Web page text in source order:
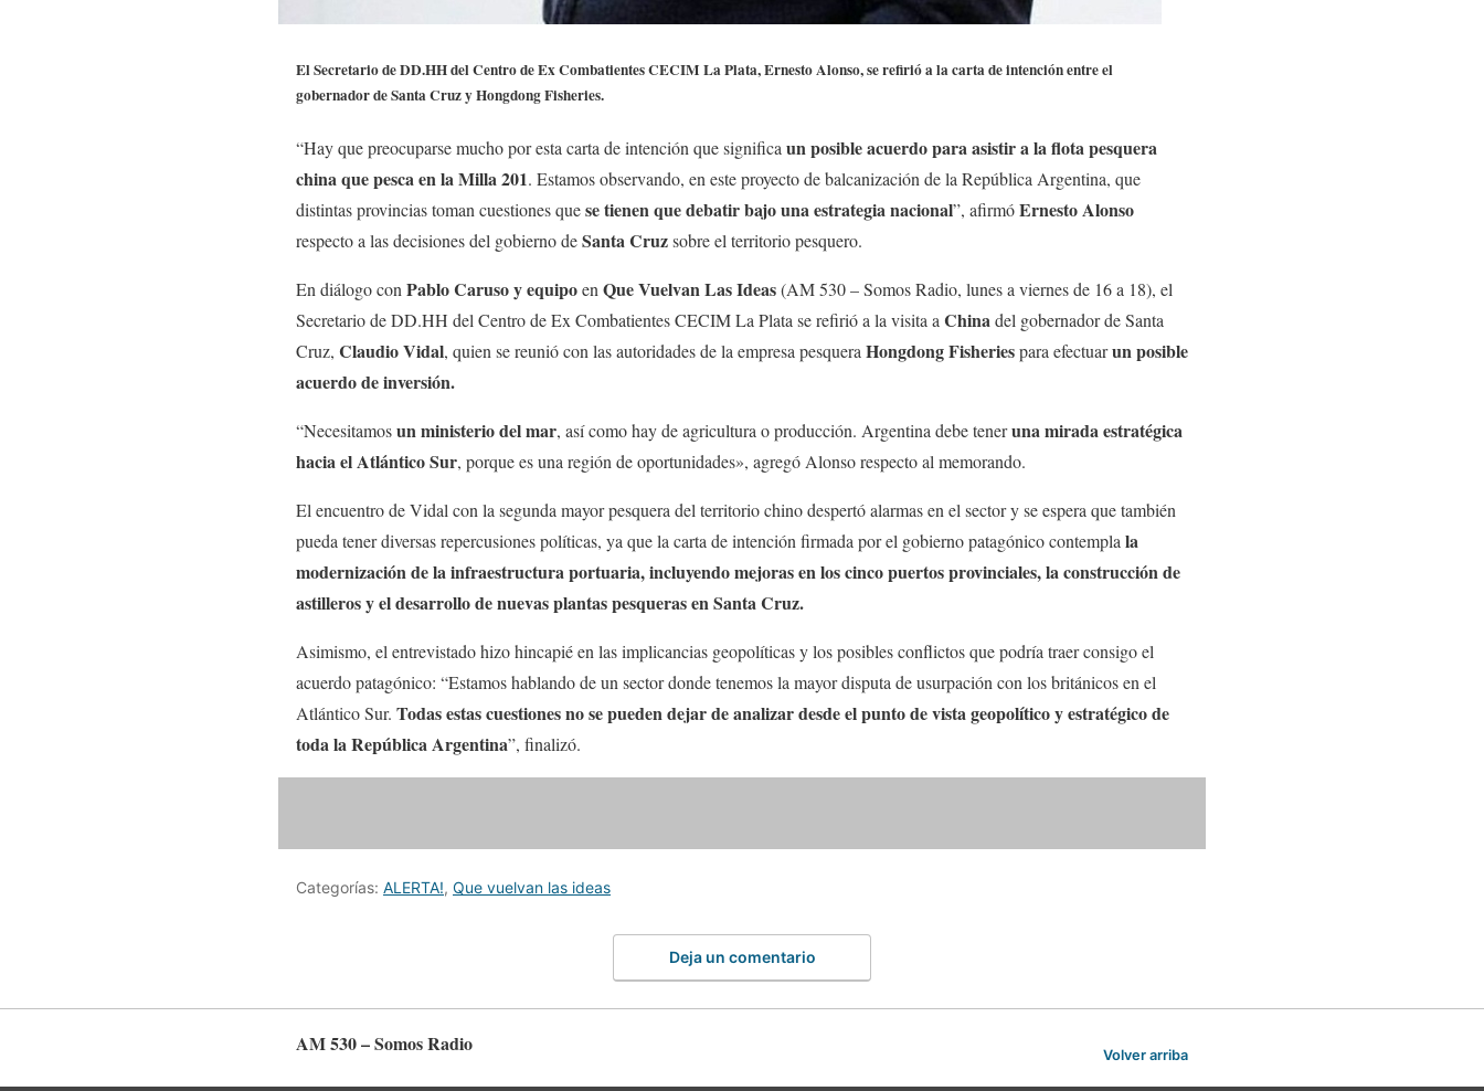
El Secretario de DD.HH del Centro de Ex Combatientes CECIM La Plata, Ernesto Alonso, se refirió a la carta de intención entre el
gobernador de Santa Cruz y Hongdong Fisheries.
“Hay que preocuparse mucho por esta carta de intención que significaun posible acuerdo para asistir a la flota pesquera
china que pesca en la Milla 201. Estamos observando, en este proyecto de balcanización de la República Argentina, que
distintas provincias toman cuestiones quese tienen que debatir bajo una estrategia nacional”, afirmóErnesto Alonso
respecto a las decisiones del gobierno deSanta Cruzsobre el territorio pesquero.
En diálogo conPablo Caruso y equipoenQue Vuelvan Las Ideas(AM 530 – Somos Radio, lunes a viernes de 16 a 18), el
Secretario de DD.HH del Centro de Ex Combatientes CECIM La Plata se refirió a la visita aChinadel gobernador de Santa
Cruz, Claudio Vidal, quien se reunió con las autoridades de la empresa pesqueraHongdong Fisheriespara efectuarun posible
acuerdo de inversión.
“Necesitamosun ministerio del mar, así como hay de agricultura o producción. Argentina debe teneruna mirada estratégica
hacia el Atlántico Sur, porque es una región de oportunidades», agregó Alonso respecto al memorando.
El encuentro de Vidal con la segunda mayor pesquera del territorio chino despertó alarmas en el sector y se espera que también
pueda tener diversas repercusiones políticas, ya que la carta de intención firmada por el gobierno patagónico contemplala
modernización de la infraestructura portuaria, incluyendo mejoras en los cinco puertos provinciales, la construcción de
astilleros y el desarrollo de nuevas plantas pesqueras en Santa Cruz.
Asimismo, el entrevistado hizo hincapié en las implicancias geopolíticas y los posibles conflictos que podría traer consigo el
acuerdo patagónico: “Estamos hablando de un sector donde tenemos la mayor disputa de usurpación con los británicos en el
Atlántico Sur. Todas estas cuestiones no se pueden dejar de analizar desde el punto de vista geopolítico y estratégico de
toda la República Argentina”, finalizó.
Categorías: ALERTA!, Que vuelvan las ideas
Deja un comentario
AM 530 – Somos Radio Volver arriba